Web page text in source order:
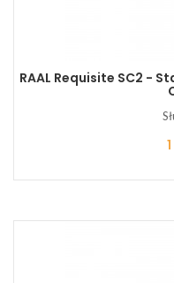
RAAL Requisite SC2 -